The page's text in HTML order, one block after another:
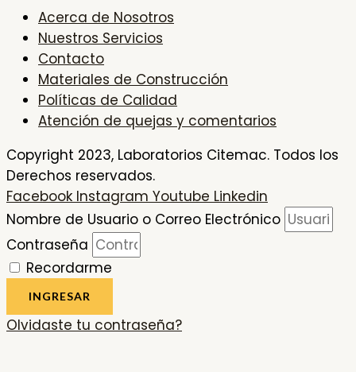
Acerca de Nosotros
Nuestros Servicios
Contacto
Materiales de Construcción
Políticas de Calidad
Atención de quejas y comentarios
Copyright 2023, Laboratorios Citemac. Todos los
Derechos reservados.
Facebook Instagram Youtube Linkedin
Nombre de Usuario o Correo Electrónico
Contraseña
Recordarme
INGRESAR
Olvidaste tu contraseña?